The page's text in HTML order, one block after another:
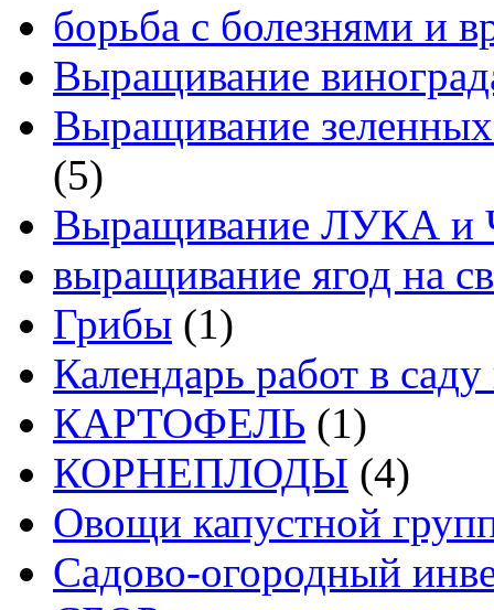
борьба с болезнями и
Выращивание
Выращивание
(5)
Выращивание ЛУКА
выращивание ягод на
Грибы (1)
Календарь работ в
КАРТОФЕЛЬ (1)
КОРНЕПЛОДЫ (4)
Овощи капустной
Садово-огородный